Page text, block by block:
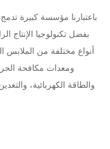
باعتبارنا مؤسسة كبيرة
بفضل تكنولوجيا
أنواع مختلفة من الملابس
ومعدات مكافحة
والطاقة الكهربائية،